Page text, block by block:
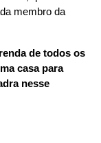
membro da
de todos os
casa para
nesse